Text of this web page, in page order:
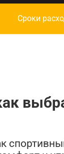
Сроки